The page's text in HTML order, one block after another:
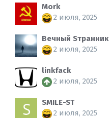
Mork
2 июля, 2025
Вечный Sтранник
2 июля, 2025
linkfack
2 июля, 2025
SMILE-ST
2 июля, 2025